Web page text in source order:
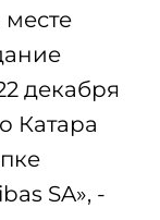
месте
декабря
Катара
SA», -